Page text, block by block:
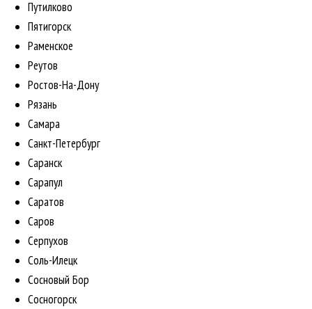
Путилково
Пятигорск
Раменское
Реутов
Ростов-На-Дону
Рязань
Самара
Санкт-Петербург
Саранск
Сарапул
Саратов
Саров
Серпухов
Соль-Илецк
Сосновый Бор
Сосногорск